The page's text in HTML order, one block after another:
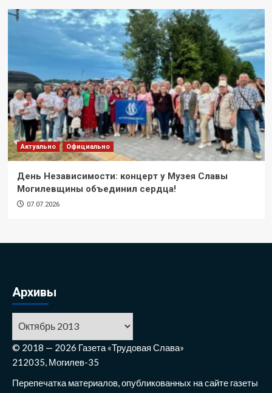
Актуально Официально
День Независимости: концерт у Музея Славы
Могилевщины объединил сердца!
07.07.2026
Архивы
Архивы
© 2018 — 2026 Газета «Трудовая Слава»
212035, Могилев-35
Перепечатка материалов, опубликованных на сайте газеты